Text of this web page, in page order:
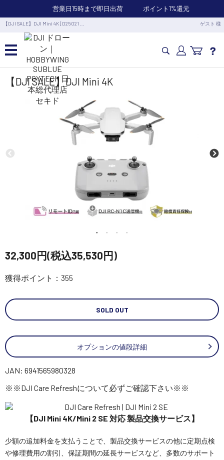
営業日15時まで即日出荷 ポイント1%還元
【DJI SALE】DJI Mini 4K [D25021 … ゲスト 様
カメラドローン・生活家電
カメラ・スタビライザー
業務用ドローン・業務関連製品
水中ドローン(ROV)・水中スクーター
講習会･国家資格･WEBセミナー
定期配信!
SEKIDO 会社概要
【DJI SALE】DJI Mini 4K
32,300円(税込35,530円)
獲得ポイント：355
SOLD OUT
オプションの値段詳細
JAN: 6941565980328
※※DJI Care Refreshについて必ずご確認下さい※※
【DJI Mini 4K/Mini 2 SE 対応 製品交換サービス】
少額の追加料金を支払うことで、製品交換サービスの他に定期点検
や修理費用の割引、保証期間の延長サービスなど、多数のサポート